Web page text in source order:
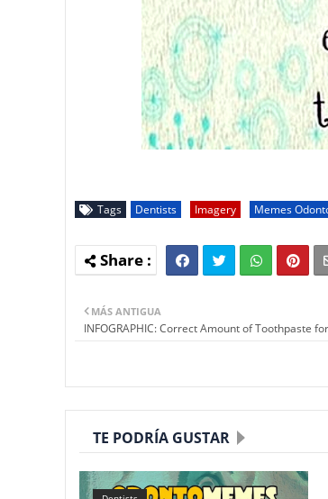
Tags Dentists Imagery Memes
MÁS ANTIGUA
INFOGRAPHIC: Correct Amount of Toothpaste
TE PODRÍA GUSTAR